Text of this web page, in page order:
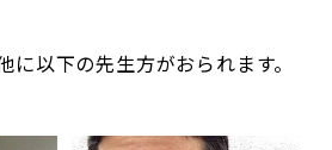
に以下の先生方がおられます。